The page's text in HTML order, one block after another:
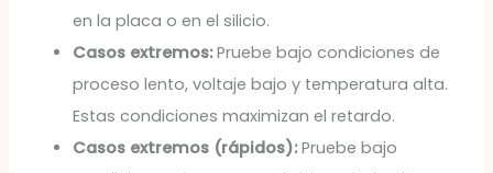
en la placa o en el silicio.
Casos extremos:Pruebe bajo condiciones de
proceso lento, voltaje bajo y temperatura alta.
Estas condiciones maximizan el retardo.
Casos extremos (rápidos):Pruebe bajo